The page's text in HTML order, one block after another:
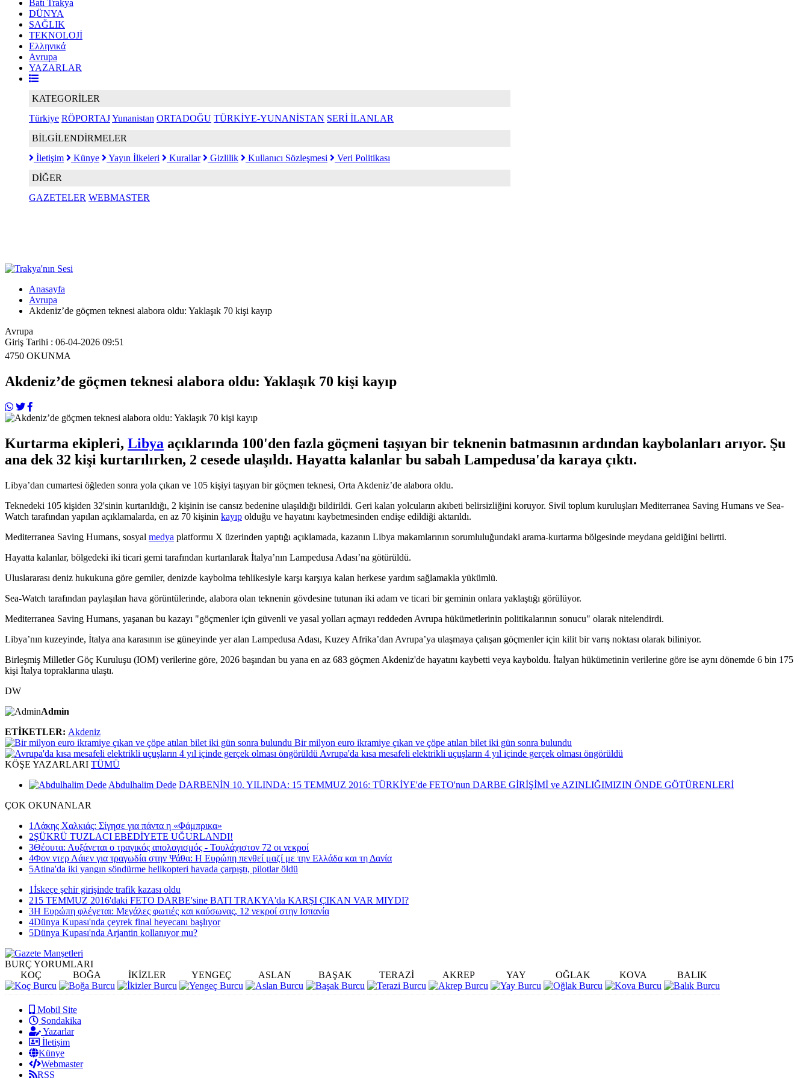
Batı Trakya
DÜNYA
SAĞLIK
TEKNOLOJİ
Ελληνικά
Avrupa
YAZARLAR
KATEGORİLER
Türkiye RÖPORTAJYunanistan ORTADOĞU TÜRKİYE-YUNANİSTAN SERİ İLANLAR
BİLGİLENDİRMELER
İletişim
Künye Yayın İlkeleri Kurallar Gizlilik Kullanıcı Sözleşmesi
Veri Politikası
DİĞER
GAZETELER WEBMASTER
Anasayfa
Avrupa
Akdeniz’de göçmen teknesi alabora oldu: Yaklaşık 70 kişi kayıp
Avrupa
Giriş Tarihi : 06-04-2026 09:51
4750 OKUNMA
Akdeniz’de göçmen teknesi alabora oldu: Yaklaşık 70 kişi kayıp
Kurtarma ekipleri, Libya açıklarında 100'den fazla göçmeni taşıyan bir teknenin batmasının ardından kaybolanları arıyor. Şu
ana dek 32 kişi kurtarılırken, 2 cesede ulaşıldı. Hayatta kalanlar bu sabah Lampedusa'da karaya çıktı.
Libya’dan cumartesi öğleden sonra yola çıkan ve 105 kişiyi taşıyan bir göçmen teknesi, Orta Akdeniz’de alabora oldu.
Teknedeki 105 kişiden 32'sinin kurtarıldığı, 2 kişinin ise cansız bedenine ulaşıldığı bildirildi. Geri kalan yolcuların akıbeti belirsizliğini koruyor. Sivil toplum kuruluşları Mediterranea Saving Humans ve Sea-
Watch tarafından yapılan açıklamalarda, en az 70 kişinin kayıp olduğu ve hayatını kaybetmesinden endişe edildiği aktarıldı.
Mediterranea Saving Humans, sosyal medya platformu X üzerinden yaptığı açıklamada, kazanın Libya makamlarının sorumluluğundaki arama-kurtarma bölgesinde meydana geldiğini belirtti.
Hayatta kalanlar, bölgedeki iki ticari gemi tarafından kurtarılarak İtalya’nın Lampedusa Adası’na götürüldü.
Uluslararası deniz hukukuna göre gemiler, denizde kaybolma tehlikesiyle karşı karşıya kalan herkese yardım sağlamakla yükümlü.
Sea-Watch tarafından paylaşılan hava görüntülerinde, alabora olan teknenin gövdesine tutunan iki adam ve ticari bir geminin onlara yaklaştığı görülüyor.
Mediterranea Saving Humans, yaşanan bu kazayı "göçmenler için güvenli ve yasal yolları açmayı reddeden Avrupa hükümetlerinin politikalarının sonucu" olarak nitelendirdi.
Libya’nın kuzeyinde, İtalya ana karasının ise güneyinde yer alan Lampedusa Adası, Kuzey Afrika’dan Avrupa’ya ulaşmaya çalışan göçmenler için kilit bir varış noktası olarak biliniyor.
Birleşmiş Milletler Göç Kuruluşu (IOM) verilerine göre, 2026 başından bu yana en az 683 göçmen Akdeniz'de hayatını kaybetti veya kayboldu. İtalyan hükümetinin verilerine göre ise aynı dönemde 6 bin 175
kişi İtalya topraklarına ulaştı.
DW
Admin
ETİKETLER: Akdeniz
Bir milyon euro ikramiye çıkan ve çöpe atılan bilet iki gün sonra bulundu
Avrupa'da kısa mesafeli elektrikli uçuşların 4 yıl içinde gerçek olması öngörüldü
KÖŞE YAZARLARI TÜMÜ
Abdulhalim Dede DARBENİN 10. YILINDA: 15 TEMMUZ 2016: TÜRKİYE'de FETO'nun DARBE GİRİŞİMİ ve AZINLIĞIMIZIN ÖNDE GÖTÜRENLERİ
ÇOK OKUNANLAR
1 Λάκης Χαλκιάς: Σίγησε για πάντα η «Φάμπρικα»
2ŞÜKRÜ TUZLACI EBEDİYETE UĞURLANDI!
3Θέουτα: Αυξάνεται ο τραγικός απολογισμός - Τουλάχιστον 72 οι νεκροί
4Φον ντερ Λάιεν για τραγωδία στην Ψάθα: Η Ευρώπη πενθεί μαζί με την Ελλάδα και τη Δανία
5Atina'da iki yangın söndürme helikopteri havada çarpıştı, pilotlar öldü
1İskeçe şehir girişinde trafik kazası oldu
215 TEMMUZ 2016'daki FETO DARBE'sine BATI TRAKYA'da KARŞI ÇIKAN VAR MIYDI?
3Η Ευρώπη φλέγεται: Μεγάλες φωτιές και καύσωνας, 12 νεκροί στην Ισπανία
4Dünya Kupası'nda çeyrek final heyecanı başlıyor
5Dünya Kupası'nda Arjantin kollanıyor mu?
BURÇ YORUMLARI
KOÇ
BOĞA İKİZLER YENGEÇ ASLAN BAŞAK TERAZİ AKREP YAY OĞLAK KOVA BALIK
Mobil Site
Sondakika
Yazarlar
İletişim
Künye
Webmaster
RSS